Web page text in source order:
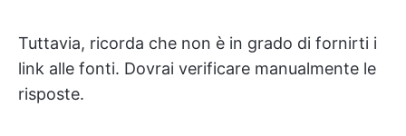
Tuttavia, ricorda che non è in grado di fornirti i
link alle fonti. Dovrai verificare manualmente le
risposte.